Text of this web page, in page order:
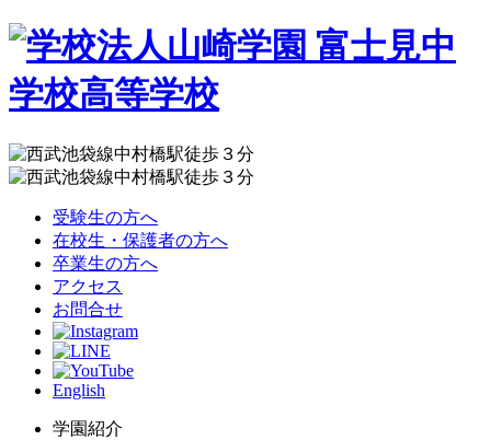
受験生の方へ
在校生・保護者の方へ
卒業生の方へ
アクセス
お問合せ
English
学園紹介